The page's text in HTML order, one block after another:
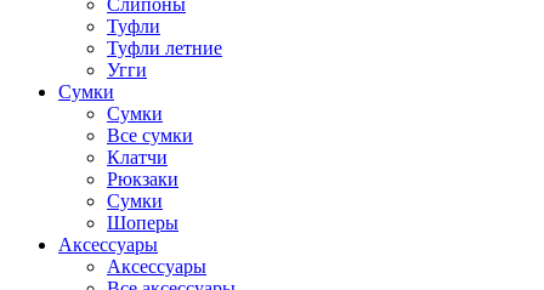
Слипоны
Туфли
Туфли летние
Угги
Сумки
Сумки
Все сумки
Клатчи
Рюкзаки
Сумки
Шоперы
Аксессуары
Аксессуары